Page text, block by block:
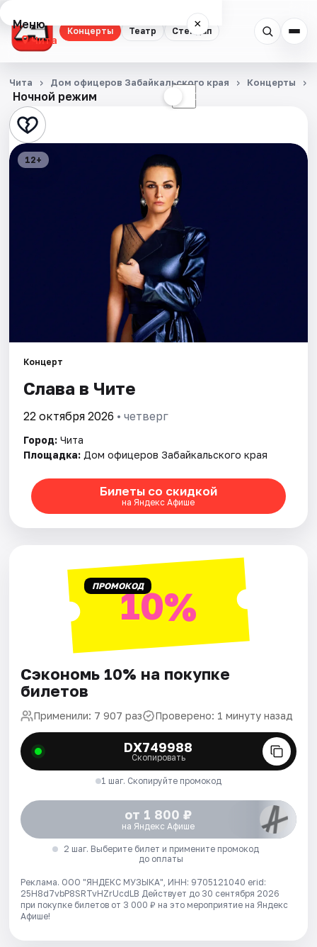
Концерты Театр Стендап
Меню ×
Чита
Концерты
Театр
Стендап
Ночной режим ☾
Чита Дом офицеров Забайкальского края Концерты
12+
Концерт
Слава в Чите
22 октября 2026 • четверг
Город: Чита
Площадка: Дом офицеров Забайкальского края
Билеты со скидкой
на Яндекс Афише
ПРОМОКОД10%
Сэкономь 10% на покупке
билетов
Применили: 7 907 раз Проверено: 1 минуту назад
DX749988
Скопировать
1 шаг. Скопируйте промокод
от 1 800 ₽
на Яндекс Афише
2 шаг. Выберите билет и примените промокод
до оплаты
Реклама. ООО "ЯНДЕКС МУЗЫКА", ИНН: 9705121040 erid:
25H8d7vbP8SRTvHZrUcdLB Действует до 30 сентября 2026
при покупке билетов от 3 000 ₽ на это мероприятие на Яндекс
Афише!